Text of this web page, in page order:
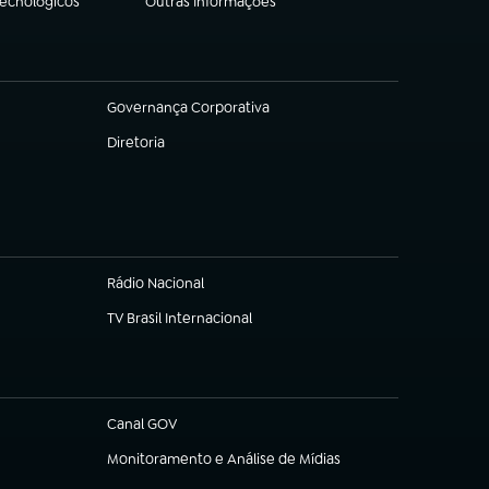
(abre em nova aba)
Governança Corporativa
(abre em nova aba)
Diretoria
(abre em nova aba)
Rádio Nacional
TV Brasil Internacional
(abre em nova aba)
Canal GOV
(abre em nova aba)
Monitoramento e Análise de Mídias
(abre em nova aba)